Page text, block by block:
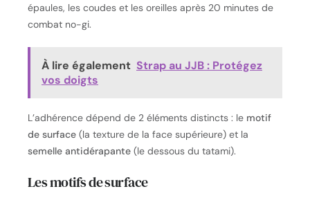
épaules, les coudes et les oreilles après 20 minutes de
combat no-gi.
À lire également Strap au JJB : Protégez
vos doigts
L’adhérence dépend de 2 éléments distincts : le motif
de surface (la texture de la face supérieure) et la
semelle antidérapante (le dessous du tatami).
Les motifs de surface